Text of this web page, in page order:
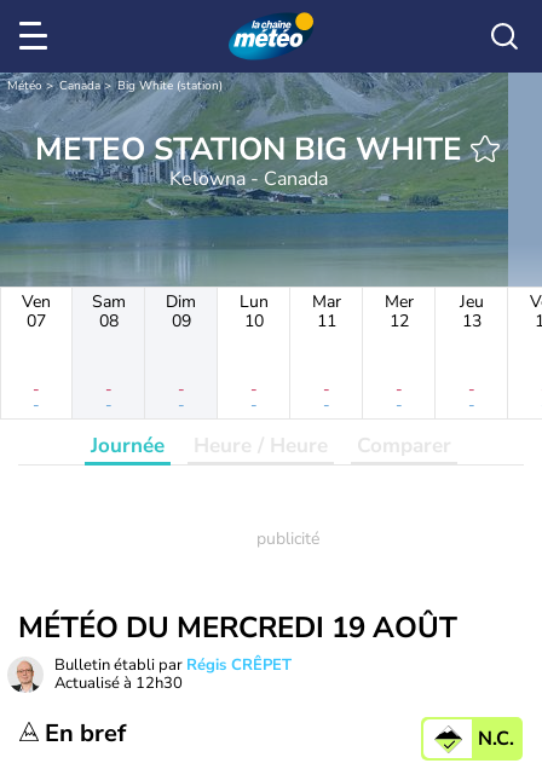
Météo Canada Big White (station)
METEO STATION BIG WHITE
Kelowna - Canada
Ven
07
-
-
Sam
08
-
-
Dim
09
-
-
Lun
10
-
-
Mar
11
-
-
Mer
12
-
-
Jeu
13
-
-
Journée Heure / Heure Comparer
MÉTÉO DU MERCREDI 19 AOÛT
Bulletin établi par Régis CRÊPET
Actualisé à 12h30
En bref N.C.